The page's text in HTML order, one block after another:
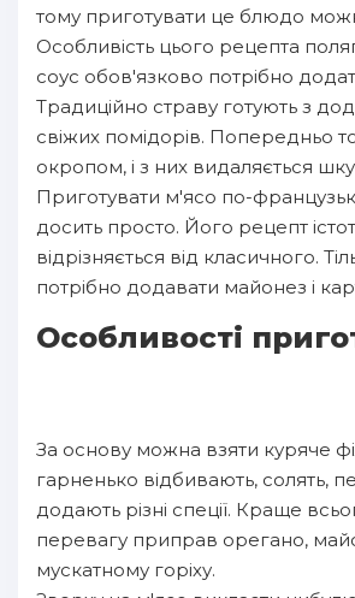
тому приготувати це блюдо
Особливість цього рецепта
соус обов'язково потрібно
Традиційно страву готують з
свіжих помідорів. Попередньо
окропом, і з них видаляється
Приготувати м'ясо по-
досить просто. Його рецепт
відрізняється від класичного.
потрібно додавати майонез і
Особливості
За основу можна взяти куряче
гарненько відбивають, солять,
додають різні спеції. Краще
перевагу приправ орегано,
мускатному горіху.